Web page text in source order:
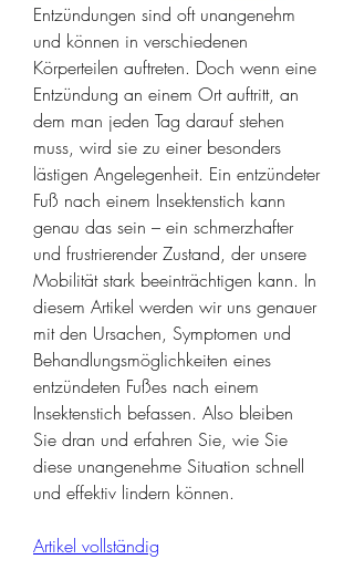
Entzündungen sind oft unangenehm
und können in verschiedenen
Körperteilen auftreten. Doch wenn eine
Entzündung an einem Ort auftritt, an
dem man jeden Tag darauf stehen
muss, wird sie zu einer besonders
lästigen Angelegenheit. Ein entzündeter
Fuß nach einem Insektenstich kann
genau das sein – ein schmerzhafter
und frustrierender Zustand, der unsere
Mobilität stark beeinträchtigen kann. In
diesem Artikel werden wir uns genauer
mit den Ursachen, Symptomen und
Behandlungsmöglichkeiten eines
entzündeten Fußes nach einem
Insektenstich befassen. Also bleiben
Sie dran und erfahren Sie, wie Sie
diese unangenehme Situation schnell
und effektiv lindern können.
Artikel vollständig